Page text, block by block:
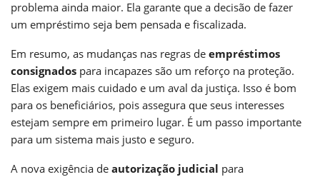
problema ainda maior. Ela garante que a decisão de fazer
um empréstimo seja bem pensada e fiscalizada.
Em resumo, as mudanças nas regras de empréstimos
consignados para incapazes são um reforço na proteção.
Elas exigem mais cuidado e um aval da justiça. Isso é bom
para os beneficiários, pois assegura que seus interesses
estejam sempre em primeiro lugar. É um passo importante
para um sistema mais justo e seguro.
A nova exigência de autorização judicial para